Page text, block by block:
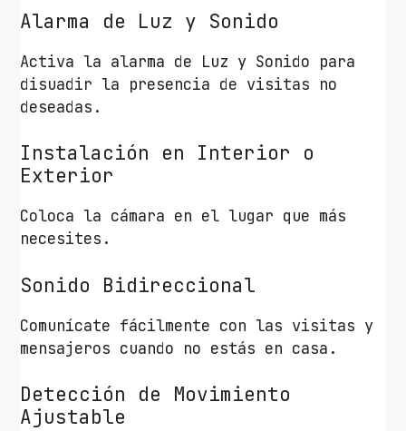
Alarma de Luz y Sonido
Activa la alarma de Luz y Sonido para
disuadir la presencia de visitas no
deseadas.
Instalación en Interior o
Exterior
Coloca la cámara en el lugar que más
necesites.
Sonido Bidireccional
Comunícate fácilmente con las visitas y
mensajeros cuando no estás en casa.
Detección de Movimiento
Ajustable